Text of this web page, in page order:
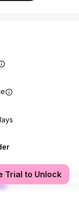
Trial to Unlock